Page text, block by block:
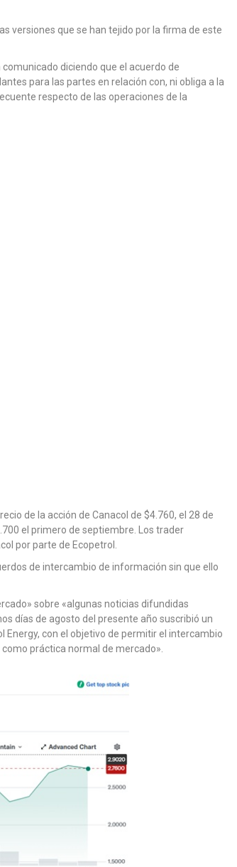
versiones que se han tejido por la firma de este
diciendo que el acuerdo de
para las partes en relación con, ni obliga a la
respecto de las operaciones de la
de la acción de Canacol de $4.760, el 28 de
el primero de septiembre. Los trader
por parte de Ecopetrol.
de intercambio de información sin que ello
sobre «algunas noticias difundidas
días de agosto del presente año suscribió un
Energy, con el objetivo de permitir el intercambio
práctica normal de mercado».